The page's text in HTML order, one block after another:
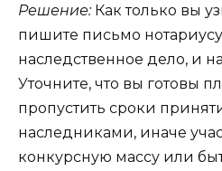
Решение:Как только вы
пишите письмо
наследственное дело, и
Уточните, что вы готовы
пропустить сроки
наследниками, иначе
конкурсную массу или